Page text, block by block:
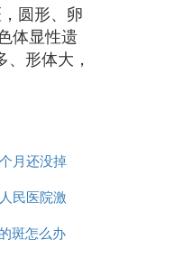
圆形、卵
体显性遗
形体大，
月还没掉
办
民医院激
么样
斑怎么办